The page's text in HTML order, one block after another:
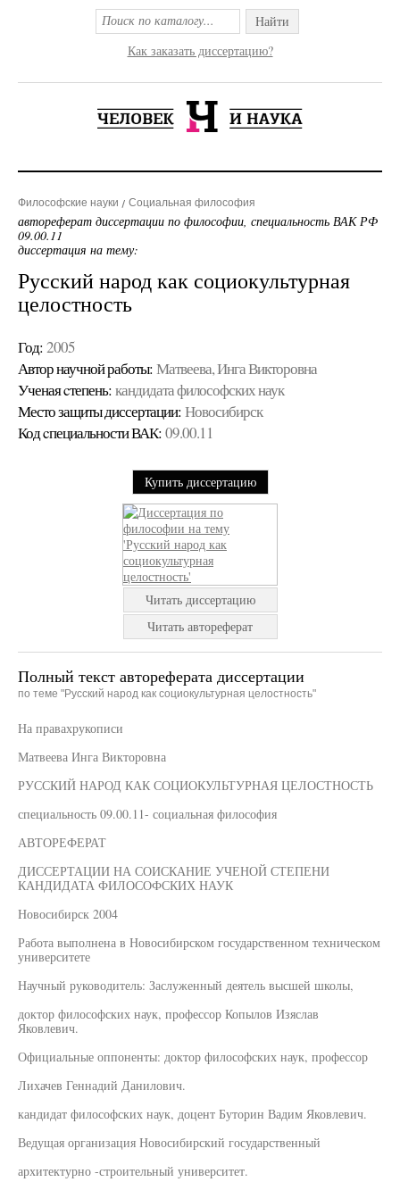
Найти
Как заказать диссертацию?
Философские науки Социальная философия
автореферат диссертации по философии, специальность ВАК РФ
09.00.11
диссертация на тему:
Русский народ как социокультурная
целостность
Год: 2005
Автор научной работы: Матвеева, Инга Викторовна
Ученая cтепень: кандидата философских наук
Место защиты диссертации: Новосибирск
Код cпециальности ВАК: 09.00.11
Купить диссертацию
Читать диссертацию
Читать автореферат
Полный текст автореферата диссертации
по теме "Русский народ как социокультурная целостность"
На правахрукописи
Матвеева Инга Викторовна
РУССКИЙ НАРОД КАК СОЦИОКУЛЬТУРНАЯ ЦЕЛОСТНОСТЬ
специальность 09.00.11- социальная философия
АВТОРЕФЕРАТ
ДИССЕРТАЦИИ НА СОИСКАНИЕ УЧЕНОЙ СТЕПЕНИ
КАНДИДАТА ФИЛОСОФСКИХ НАУК
Новосибирск 2004
Работа выполнена в Новосибирском государственном техническом
университете
Научный руководитель: Заслуженный деятель высшей школы,
доктор философских наук, профессор Копылов Изяслав
Яковлевич.
Официальные оппоненты: доктор философских наук, профессор
Лихачев Геннадий Данилович.
кандидат философских наук, доцент Буторин Вадим Яковлевич.
Ведущая организация Новосибирский государственный
архитектурно -строительный университет.